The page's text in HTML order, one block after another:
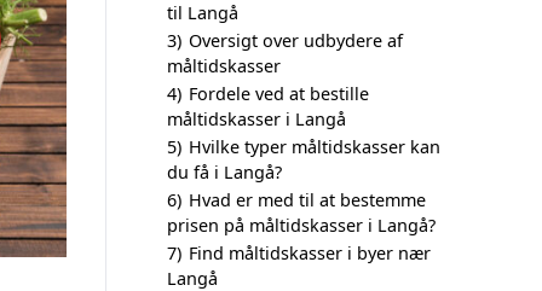
til Langå
3) Oversigt over udbydere af
måltidskasser
4) Fordele ved at bestille
måltidskasser i Langå
5) Hvilke typer måltidskasser kan
du få i Langå?
6) Hvad er med til at bestemme
prisen på måltidskasser i Langå?
7) Find måltidskasser i byer nær
Langå